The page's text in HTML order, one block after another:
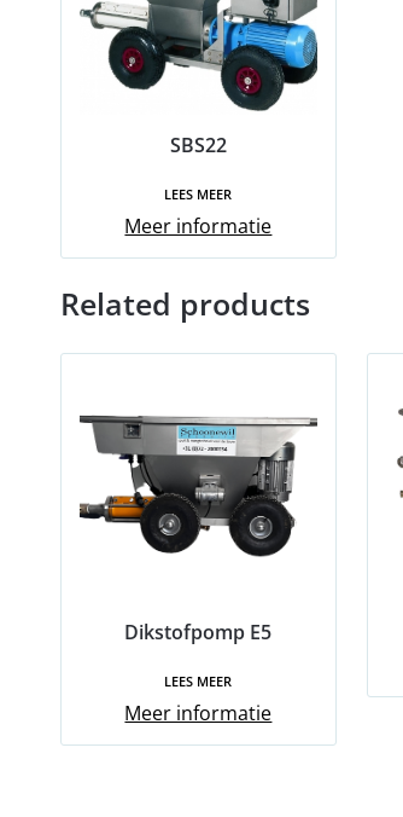
SBS22
LEES MEER
Meer informatie
Related products
Dikstofpomp E5
LEES MEER
Meer informatie